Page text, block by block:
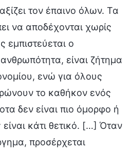
τον έπαινο όλων. Τα
να αποδέχονται χωρίς
εμπιστεύεται ο
είναι ζήτημα
ενώ για όλους
το καθήκον ενός
δεν είναι πιο όμορφο ή
είναι κάτι θετικό. […] Όταν
προσέρχεται